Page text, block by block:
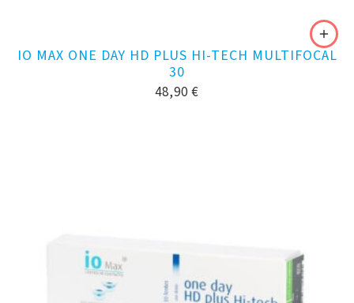
IO MAX ONE DAY HD PLUS HI-TECH MULTIFOCAL
30
48,90 €